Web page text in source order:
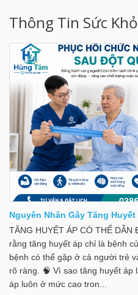
Thông Tin Sức
Nguyên Nhân Gây Tăng
TĂNG HUYẾT ÁP CÓ THỂ
rằng tăng huyết áp chỉ là bệnh
bệnh có thể gặp ở cả người trẻ
rõ ràng. 🧠 Vì sao tăng huyết áp
áp luôn ở mức cao tron...